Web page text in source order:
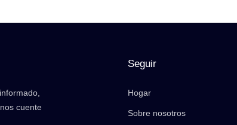
cuente
Seguir
Hogar
Sobre nosotros